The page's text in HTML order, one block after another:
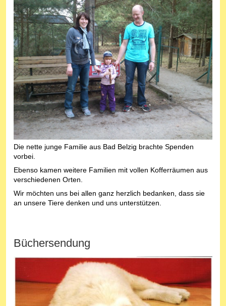
Die nette junge Familie aus Bad Belzig brachte Spenden
vorbei.
Ebenso kamen weitere Familien mit vollen Kofferräumen aus
verschiedenen Orten.
Wir möchten uns bei allen ganz herzlich bedanken, dass sie
an unsere Tiere denken und uns unterstützen.
Büchersendung